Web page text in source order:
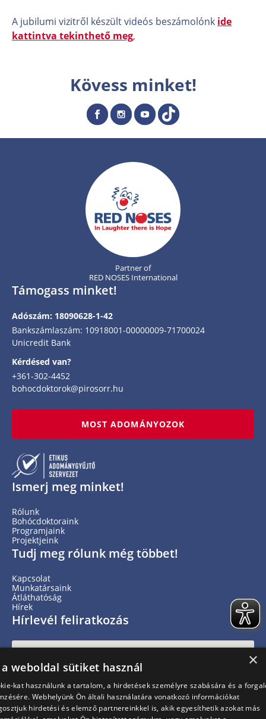
A jubilumi vizitről készült videós beszámolónk ide
kattintva tekinthető meg,
Kövess minket!
Partner of
RED NOSES International
Támogass minket!
Adószám: 18090628-1-42
Bankszámlaszám: 10918001-00000009-71700024
Unicredit Bank
Kérdésed van?
+361-302-4452
bohocdoktorok@pirosorr.hu
MOST ADOMÁNYOZOK
Ismerj meg minket!
Rólunk
Bohócdoktoraink
Programjaink
Projektjeink
Tudj meg rólunk még többet!
Kapcsolat
Munkatársaink
Átláthatóság
Hírek
Hírlevél feliratkozás
×
a weboldal sütiket használ
kat használunk a tartalom, a hirdetések személyre szabására és a
Webhelyünk Ön általi használatára vonatkozó információkat
hirdetési és elemző partnereinkkel is, akik egyesíthetik azokat más